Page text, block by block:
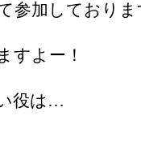
参加しておりま
すよー！
役は…